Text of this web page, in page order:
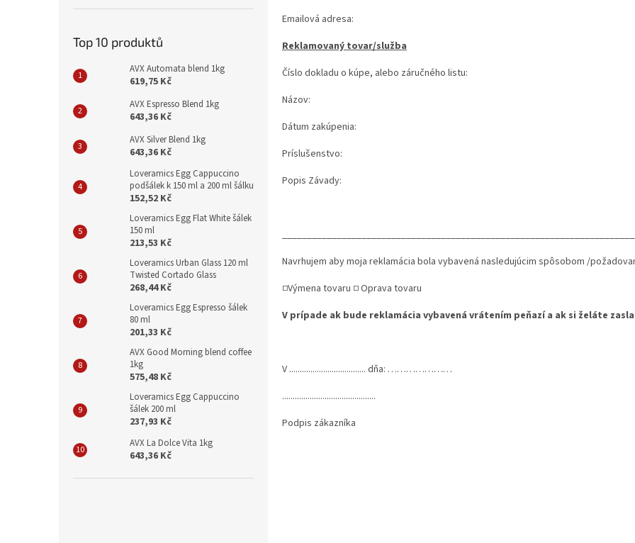
Top 10 produktů
AVX Automata blend 1kg
619,75 Kč
AVX Espresso Blend 1kg
643,36 Kč
AVX Silver Blend 1kg
643,36 Kč
Loveramics Egg Cappuccino
podšálek k 150 ml a 200 ml šálku
152,52 Kč
Loveramics Egg Flat White šálek
150 ml
213,53 Kč
Loveramics Urban Glass 120 ml
Twisted Cortado Glass
268,44 Kč
Loveramics Egg Espresso šálek
80 ml
201,33 Kč
AVX Good Morning blend coffee
1kg
575,48 Kč
Loveramics Egg Cappuccino
šálek 200 ml
237,93 Kč
AVX La Dolce Vita 1kg
643,36 Kč
Emailová adresa:
Reklamovaný tovar/služba
Číslo dokladu o kúpe, alebo záručného listu:
Názov:
Dátum zakúpenia:
Príslušenstvo:
Popis Závady:
Navrhujem aby moja reklamácia bola vybavená nasledujúcim spôsobom /
□Výmena tovaru □ Oprava tovaru
V prípade ak bude reklamácia vybavená vrátením peňazí a ak si želáte
V .................................... dňa: …………………
............................................
Podpis zákazníka